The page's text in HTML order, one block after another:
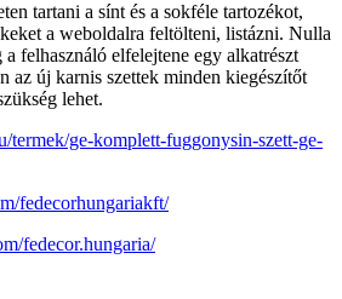
tartani a sínt és a sokféle tartozékot,
a weboldalra feltölteni, listázni. Nulla
a felhasználó elfelejtene egy alkatrészt
az új karnis szettek minden kiegészítőt
lehet.
termek/ge-komplett-fuggonysin-szett-ge-
fedecorhungariakft/
fedecor.hungaria/